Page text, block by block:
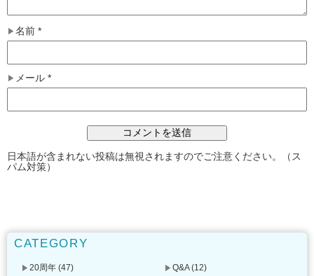
名前 *
メール *
日本語が含まれない投稿は無視されますのでご注意ください。（ス
パム対策）
CATEGORY
20周年 (47) Q&A(12)